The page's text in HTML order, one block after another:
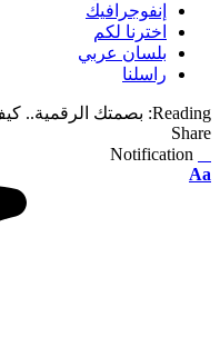
إنفوجرافيك
اخترنا لكم
بلسان عربي
راسلنا
Reading: بصمتك الرقمية..
Share
Notification
Font
Aa